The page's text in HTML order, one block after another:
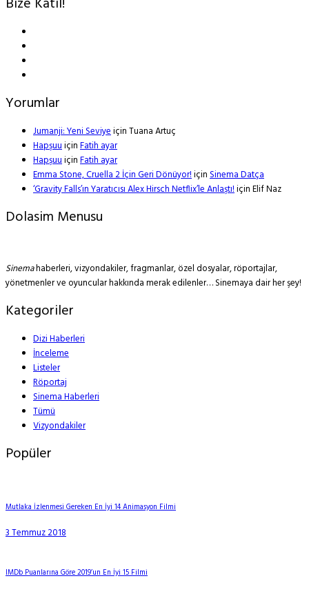
Yorumlar
Jumanji: Yeni SeviyeiçinTuana Artuç
HapşuuiçinFatih ayar
HapşuuiçinFatih ayar
Emma Stone, Cruella 2 İçin Geri Dönüyor!içinSinema Datça
‘Gravity Falls’ın Yaratıcısı Alex Hirsch Netflix’le Anlaştı!içinElif Naz
Dolasim Menusu
Sinemahaberleri, vizyondakiler, fragmanlar, özel dosyalar, röportajlar,
yönetmenler ve oyuncular hakkında merak edilenler… Sinemaya dair her şey!
Kategoriler
Dizi Haberleri
İnceleme
Listeler
Röportaj
Sinema Haberleri
Tümü
Vizyondakiler
Popüler
Mutlaka İzlenmesi Gereken En İyi 14 Animasyon Filmi
3 Temmuz 2018
IMDb Puanlarına Göre 2019’un En İyi 15 Filmi